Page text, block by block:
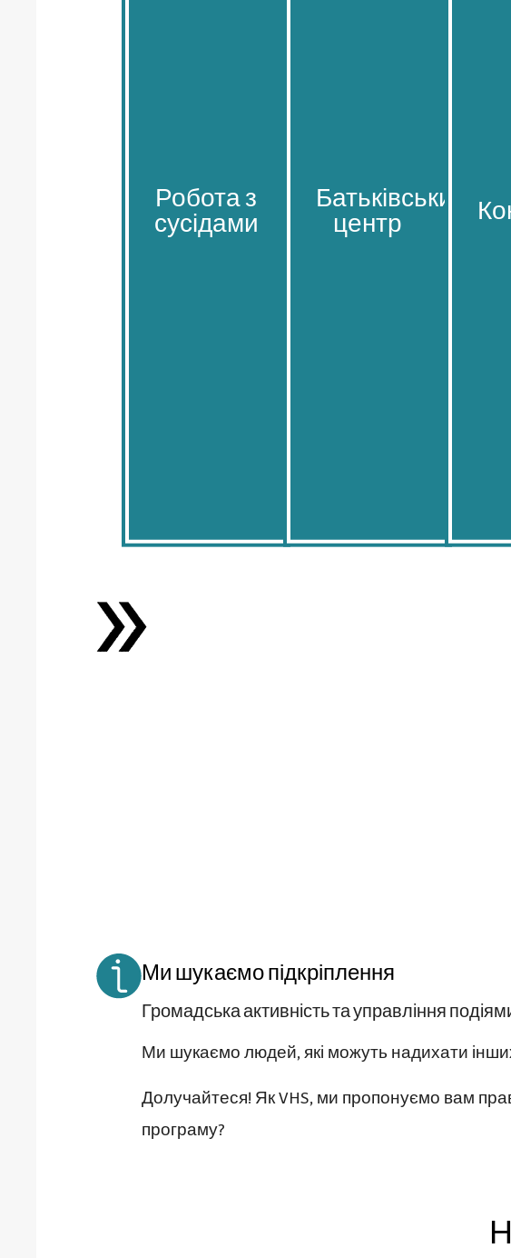
Робота з
сусідами
Робота з
сусідами
Батьківський
центр
Батьківський
центр
Ми шукаємо підкріплення
Громадська активність та управління
Ми шукаємо людей, які можуть надихати
Долучайтеся! Як VHS, ми пропонуємо вам
програму?